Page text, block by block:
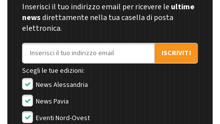
Inserisci il tuo indirizzo email per ricevere le ultime
newsdirettamente nella tua casella di posta
elettronica.
Indirizzo email
ISCRIVITI
Scegli le tue edizioni:
News Alessandria
News Pavia
Eventi Nord-Ovest